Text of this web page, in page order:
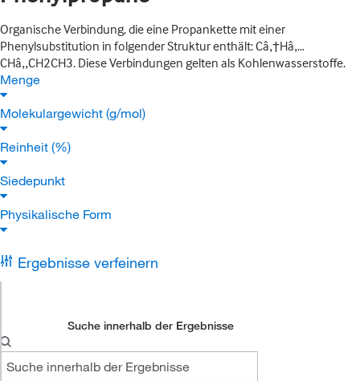
Organische Verbindung, die eine Propankette mit einer
Phenylsubstitution in folgender Struktur enthält: Câ‚†Hâ‚…
CHâ‚‚CH2CH3. Diese Verbindungen gelten als Kohlenwasserstoffe.
Menge
Molekulargewicht (g/mol)
Reinheit (%)
Siedepunkt
Physikalische Form
Ergebnisse verfeinern
Suche innerhalb der Ergebnisse